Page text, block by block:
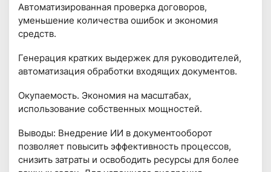
Автоматизированная проверка договоров,
уменьшение количества ошибок и экономия
средств.
Генерация кратких выдержек для руководителей,
автоматизация обработки входящих документов.
Окупаемость. Экономия на масштабах,
использование собственных мощностей.
Выводы: Внедрение ИИ в документооборот
позволяет повысить эффективность процессов,
снизить затраты и освободить ресурсы для более